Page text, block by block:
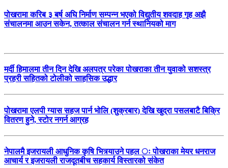
पोखरामा करिब ३ बर्ष अघि निर्माण सम्पन्न भएको विद्युतीय शवदाह गृह अझै
संचालनमा आउन सकेन, तत्काल संचालन गर्न स्थानियको माग
मर्दी हिमालमा तीन दिन देखि अलपत्र परेका पोखराका तीन युवाको सशस्त्र
प्रहरी सहितको टोलीको साहसिक उद्धार
पोखरामा एलपी ग्यास सहज पार्न भोलि (शुक्रबार) देखि खुद्रा पसलबाटै बिक्रि
वितरण हुने, स्टोर नगर्न आग्रह
नेपालमै इजरायली आधुनिक कृषि भित्र्याउने पहल ः पोखराका मेयर धनराज
आचार्य र इजरायली राजदूतबीच सहकार्य विस्तारको संकेत